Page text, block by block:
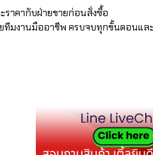
ราคากับฝ่ายขายก่อนสั่งซื้อ
ยทีมงานมืออาชีพ ครบจบทุกขั้นตอนแ